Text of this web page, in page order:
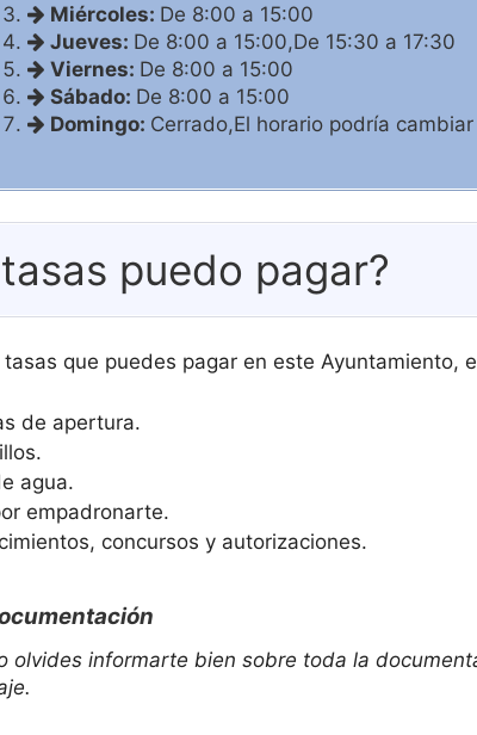
Miércoles: De 8:00 a 15:00
Jueves: De 8:00 a 15:00,De 15:30 a 17:30
Viernes: De 8:00 a 15:00
Sábado: De 8:00 a 15:00
Domingo: Cerrado,El horario podría cambiar
puedo pagar?
tasas que puedes pagar en este Ayuntamiento,
de apertura.
agua.
empadronarte.
concursos y autorizaciones.
olvides informarte bien sobre toda la